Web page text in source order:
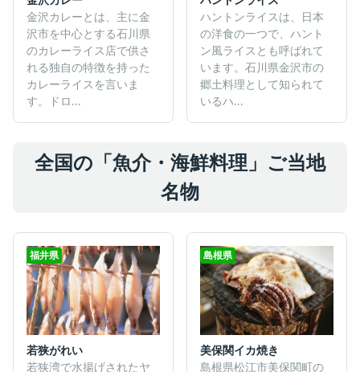
金沢カレーとは、主に金
沢市を中心とする石川県
のカレーライス店で供さ
れる独自の特徴を持った
カレーライスを言いま
す。ドロ...
ハントンライスは、日本
の洋食の一つで、ハント
ン風ライスとも呼ばれて
います。石川県金沢市の
郷土料理として知られて
いるハ...
全国の「魚介・海鮮料理」ご当地
名物
福井県
若狭がれい
若狭湾で水揚げされたヤ
島根県
美保関イカ焼き
島根県松江市美保関町の